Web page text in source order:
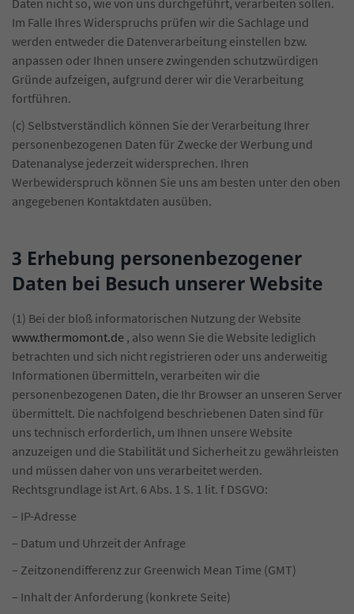
Daten nicht so, wie von uns durchgeführt, verarbeiten sollen.
Im Falle Ihres Widerspruchs prüfen wir die Sachlage und
werden entweder die Datenverarbeitung einstellen bzw.
anpassen oder Ihnen unsere zwingenden schutzwürdigen
Gründe aufzeigen, aufgrund derer wir die Verarbeitung
fortführen.
(c) Selbstverständlich können Sie der Verarbeitung Ihrer
personenbezogenen Daten für Zwecke der Werbung und
Datenanalyse jederzeit widersprechen. Ihren
Werbewiderspruch können Sie uns am besten unter den oben
angegebenen Kontaktdaten ausüben.
3 Erhebung personenbezogener
Daten bei Besuch unserer Website
(1) Bei der bloß informatorischen Nutzung der Website
www.thermomont.de , also wenn Sie die Website lediglich
betrachten und sich nicht registrieren oder uns anderweitig
Informationen übermitteln, verarbeiten wir die
personenbezogenen Daten, die Ihr Browser an unseren Server
übermittelt. Die nachfolgend beschriebenen Daten sind für
uns technisch erforderlich, um Ihnen unsere Website
anzuzeigen und die Stabilität und Sicherheit zu gewährleisten
und müssen daher von uns verarbeitet werden.
Rechtsgrundlage ist Art. 6 Abs. 1 S. 1 lit. f DSGVO:
– IP-Adresse
– Datum und Uhrzeit der Anfrage
– Zeitzonendifferenz zur Greenwich Mean Time (GMT)
– Inhalt der Anforderung (konkrete Seite)